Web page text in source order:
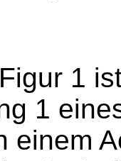
1
1
einem